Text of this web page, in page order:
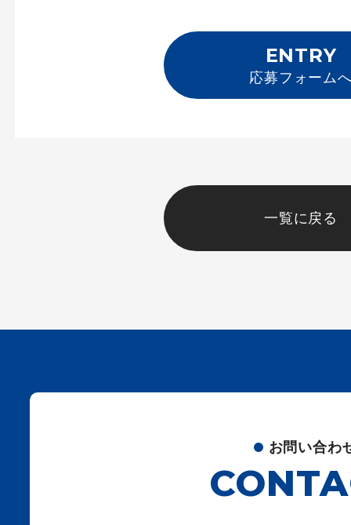
ENTRY
応募フォーム
一覧に戻る
お問い合わ